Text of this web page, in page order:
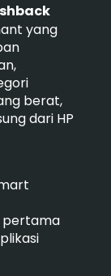
yang
berat,
dari HP
pertama